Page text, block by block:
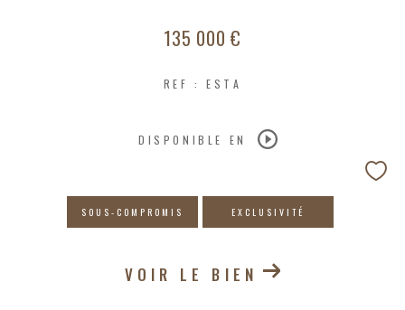
135 000 €
REF : ESTA
DISPONIBLE EN
SOUS-COMPROMIS EXCLUSIVITÉ
VOIR LE BIEN